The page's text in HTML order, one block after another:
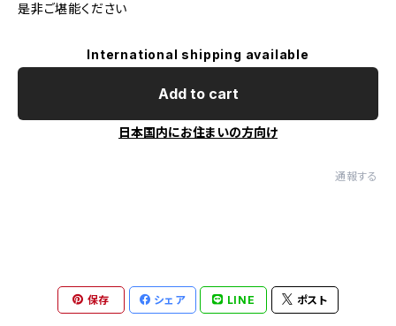
是非ご堪能ください
International shipping available
Add to cart
日本国内にお住まいの方向け
通報する
保存 シェア LINE ポスト